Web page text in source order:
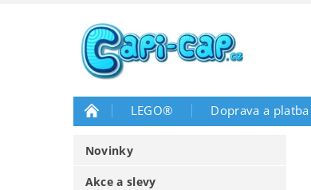
LEGO® Doprava a platba
Novinky
Akce a slevy